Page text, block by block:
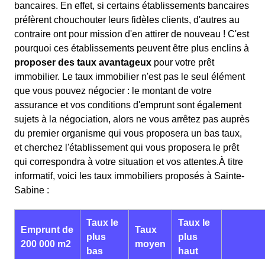
bancaires. En effet, si certains établissements bancaires
préfèrent chouchouter leurs fidèles clients, d'autres au
contraire ont pour mission d'en attirer de nouveau ! C'est
pourquoi ces établissements peuvent être plus enclins à
proposer des taux avantageux pour votre prêt
immobilier. Le taux immobilier n'est pas le seul élément
que vous pouvez négocier : le montant de votre
assurance et vos conditions d'emprunt sont également
sujets à la négociation, alors ne vous arrêtez pas auprès
du premier organisme qui vous proposera un bas taux,
et cherchez l'établissement qui vous proposera le prêt
qui correspondra à votre situation et vos attentes.À titre
informatif, voici les taux immobiliers proposés à Sainte-
Sabine :
Emprunt de
200 000 m2
Taux le
plus
bas
Taux
moyen
Taux le
plus
haut